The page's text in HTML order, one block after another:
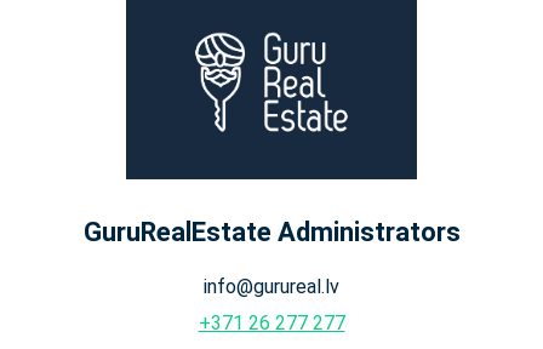
GuruRealEstate Administrators
info@gurureal.lv
+371 26 277 277